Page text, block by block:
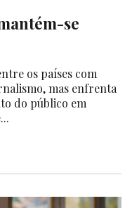
se
os países com
mas enfrenta
do público em